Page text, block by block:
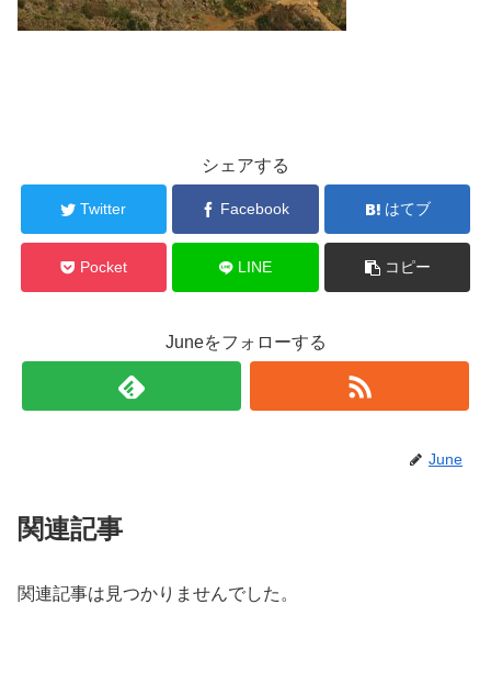
シェアする
Twitter Facebook はてブ
Pocket LINE コピー
Juneをフォローする
June
関連記事
関連記事は見つかりませんでした。